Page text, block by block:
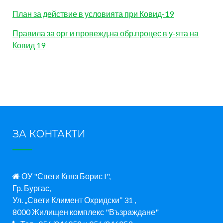
План за действие в условията при Ковид-19
Правила за орг и провежд.на обр.процес в у-ята на
Ковид 19
ЗА КОНТАКТИ
ОУ "Свети Княз Борис I",
Гр. Бургас,
Ул. „Свети Климент Охридски” 31 ,
8000 Жилищен комплекс "Възраждане"